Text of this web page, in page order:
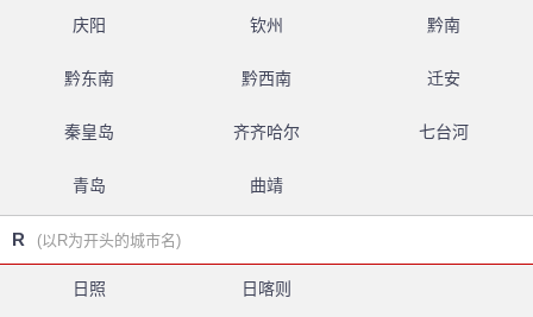
庆阳 钦州 黔南
黔东南 黔西南 迁安
秦皇岛 齐齐哈尔 七台河
青岛 曲靖
R (以R为开头的城市名)
日照 日喀则